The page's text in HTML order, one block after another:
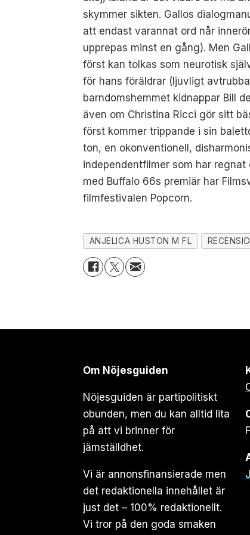
skymmer sikten. Gallos
att endast varannat ord når
upprepas minst en gång). Men
först kan tolkas som neurotisk
för hans föräldrar (ljuvligt
barndomshemmet kidnappar Bill
även om Christina Ricci gör sitt
först kommer trippande i sin
ton, en okonventionell,
independentfilmer som har
med Buffalo 66s premiär har
filmfestivalen Popcorn.
ANJELICA HUSTON M FL
Om Nöjesguiden
Nöjesguiden är partipolitiskt
obunden, men du kan alltid lita
på att vi brinner för
jämställdhet.
Vi är annonsfinansierade men
det redaktionella innehållet är
just det – 100% redaktionellt.
Vi tror på den goda smaken